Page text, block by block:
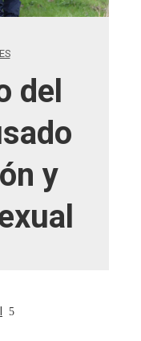
del
y